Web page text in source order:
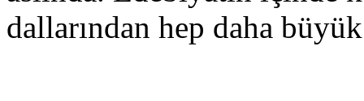
dallarından hep daha